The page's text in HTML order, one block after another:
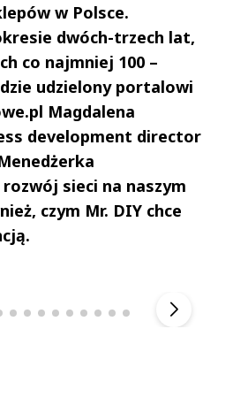
w Polsce.
dwóch-trzech lat,
co najmniej 100 –
udzielony portalowi
Magdalena
development director
sieci na naszym
czym Mr. DIY chce